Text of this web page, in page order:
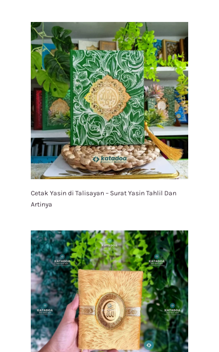
Cetak Yasin di Talisayan – Surat Yasin Tahlil Dan
Artinya